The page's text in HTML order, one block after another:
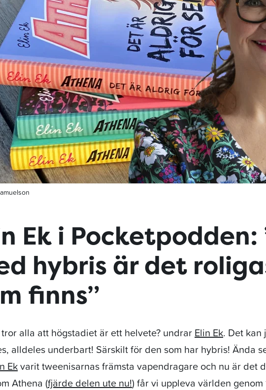
Ek i Pocketpodden:
hybris är det
finns”
alla att högstadiet är ett helvete? undrarElin Ek. Det kan
alldeles underbart! Särskilt för den som har hybris! Ända
Ekvarit tweenisarnas främsta vapendragare och nu är det
Athena (fjärde delen ute nu!) får vi uppleva världen genom